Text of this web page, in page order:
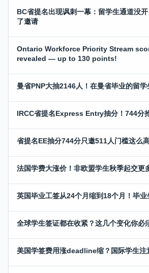
BC省提名出现讽刺一幕：留学生通道没
了邀请
Ontario Workforce Priority Stream
revealed — up to 130 points!
曼省PNP大抽2146人！在曼省毕业的留学
IRCC省提名Express Entry抽分！744分
省提名EE抽分744分只邀511人门槛这么
法国学费大涨价！非欧盟学生秋季起交更
英国毕业工签从24个月缩到18个月！毕
全球学生签证都在收紧？这几个变化你必
美国学签费用涨deadline缩？国际学生注